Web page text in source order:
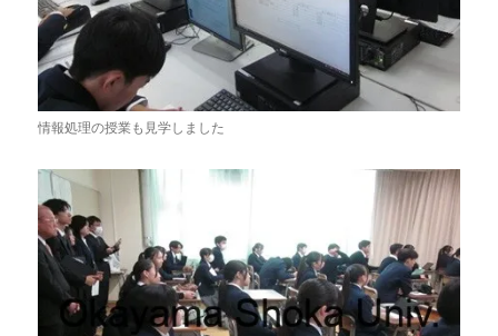
情報処理の授業も見学しました